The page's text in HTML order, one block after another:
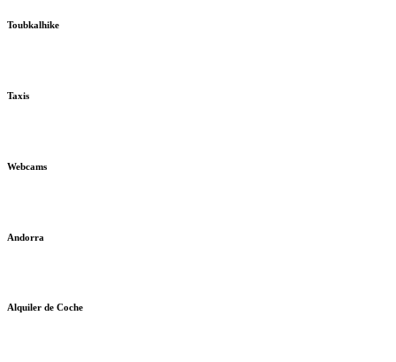
Toubkalhike
Taxis
Webcams
Andorra
Alquiler de Coche